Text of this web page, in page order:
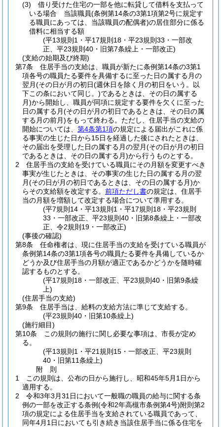
(3)
借り受けた住宅の一部を他に転貸して借料を支払って
いる場合 当該職員(条例第14条の3第1項第2号に規定す
る職員にあっては、当該職員の配偶者)の居住部分に係る
借料に相当する額
(平13規則1・平17規則18・平23規則33・一部改
正、平23規則40・旧第7条繰上・一部改正)
(支給の始期及び終期)
第7条
住居手当の支給は、職員が新たに条例第14条の3第1
項各号の職員たる要件を具備するに至った日の属する月の
翌月(その日が月の初日(週休日を除く月の初日をいう。以
下この条において同じ。)であるときは、その日の属する
月)から開始し、職員が同項に規定する要件を欠くに至った
日の属する月(その日が月の初日であるときは、その日の属
する月の前月)をもって終わる。 ただし、住居手当の支給の
開始については、 第4条第1項の規定による届出がこれに係
る事実の生じた日から15日を経過した後にされたときは、
その届出を受理した日の属する月の翌月(その日が月の初日
であるときは、その日の属する月)から行うものとする。
2
住居手当の支給を受けている職員にその月額を変更すべき
事実が生じたときは、その事実の生じた日の属する月の翌
月(その日が月の初日であるときは、その日の属する月)か
らその支給額を改定する。 前項ただし書の規定は、住居手
当の月額を増額して改定する場合について準用する。
(平7規則14・平13規則1・平17規則18・平23規則
33・一部改正、平23規則40・旧第8条繰上・一部改
正、令2規則19・一部改正)
(事後の確認)
第8条
任命権者は、現に住居手当の支給を受けている職員が
条例第14条の3第1項各号の職員たる要件を具備しているか
どうか及び住居手当の月額が適正であるかどうかを随時確
認するものとする。
(平17規則18・一部改正、平23規則40・旧第9条繰
上)
(住居手当の支給)
第9条
住居手当は、給料の支給方法に準じて支給する。
(平23規則40・旧第10条繰上)
(施行細目)
第10条
この規則の施行に関し必要な事項は、市長が定め
る。
(平13規則1・平21規則15・一部改正、平23規則
40・旧第11条繰上)
附 則
1
この規則は、公布の日から施行し、昭和45年5月1日から
適用する。
2
令和3年3月31日において一般職の職員の給与に関する条
例の一部を改正する条例(令和2年高槻市条例第4号)附則第2
項の規定による住居手当を支給されている職員であって、
同年4月1日においても引き続き当該住居手当に係る住宅を